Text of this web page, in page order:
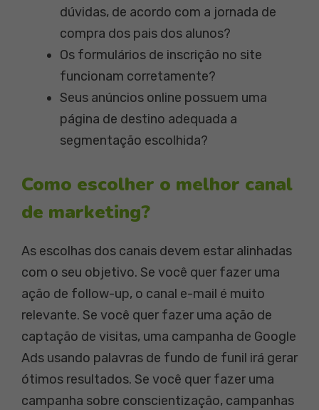
dúvidas, de acordo com a jornada de
compra dos pais dos alunos?
Os formulários de inscrição no site
funcionam corretamente?
Seus anúncios online possuem uma
página de destino adequada a
segmentação escolhida?
Como escolher o melhor canal
de marketing?
As escolhas dos canais devem estar alinhadas
com o seu objetivo. Se você quer fazer uma
ação de follow-up, o canal e-mail é muito
relevante. Se você quer fazer uma ação de
captação de visitas, uma campanha de Google
Ads usando palavras de fundo de funil irá gerar
ótimos resultados. Se você quer fazer uma
campanha sobre conscientização, campanhas